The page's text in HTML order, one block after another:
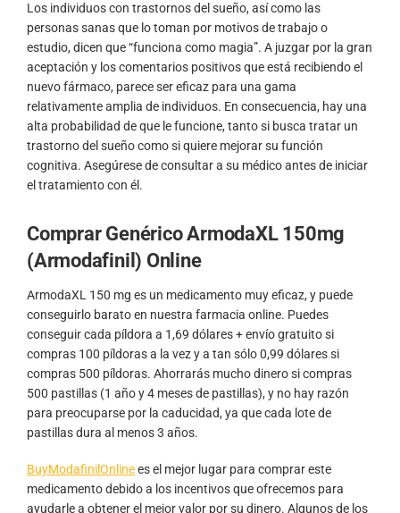
Los individuos con trastornos del sueño, así como las
personas sanas que lo toman por motivos de trabajo o
estudio, dicen que “funciona como magia”. A juzgar por la gran
aceptación y los comentarios positivos que está recibiendo el
nuevo fármaco, parece ser eficaz para una gama
relativamente amplia de individuos. En consecuencia, hay una
alta probabilidad de que le funcione, tanto si busca tratar un
trastorno del sueño como si quiere mejorar su función
cognitiva. Asegúrese de consultar a su médico antes de iniciar
el tratamiento con él.
Comprar Genérico ArmodaXL 150mg
(Armodafinil) Online
ArmodaXL 150 mg es un medicamento muy eficaz, y puede
conseguirlo barato en nuestra farmacia online. Puedes
conseguir cada píldora a 1,69 dólares + envío gratuito si
compras 100 píldoras a la vez y a tan sólo 0,99 dólares si
compras 500 píldoras. Ahorrarás mucho dinero si compras
500 pastillas (1 año y 4 meses de pastillas), y no hay razón
para preocuparse por la caducidad, ya que cada lote de
pastillas dura al menos 3 años.
BuyModafinilOnlinees el mejor lugar para comprar este
medicamento debido a los incentivos que ofrecemos para
ayudarle a obtener el mejor valor por su dinero. Algunos de los